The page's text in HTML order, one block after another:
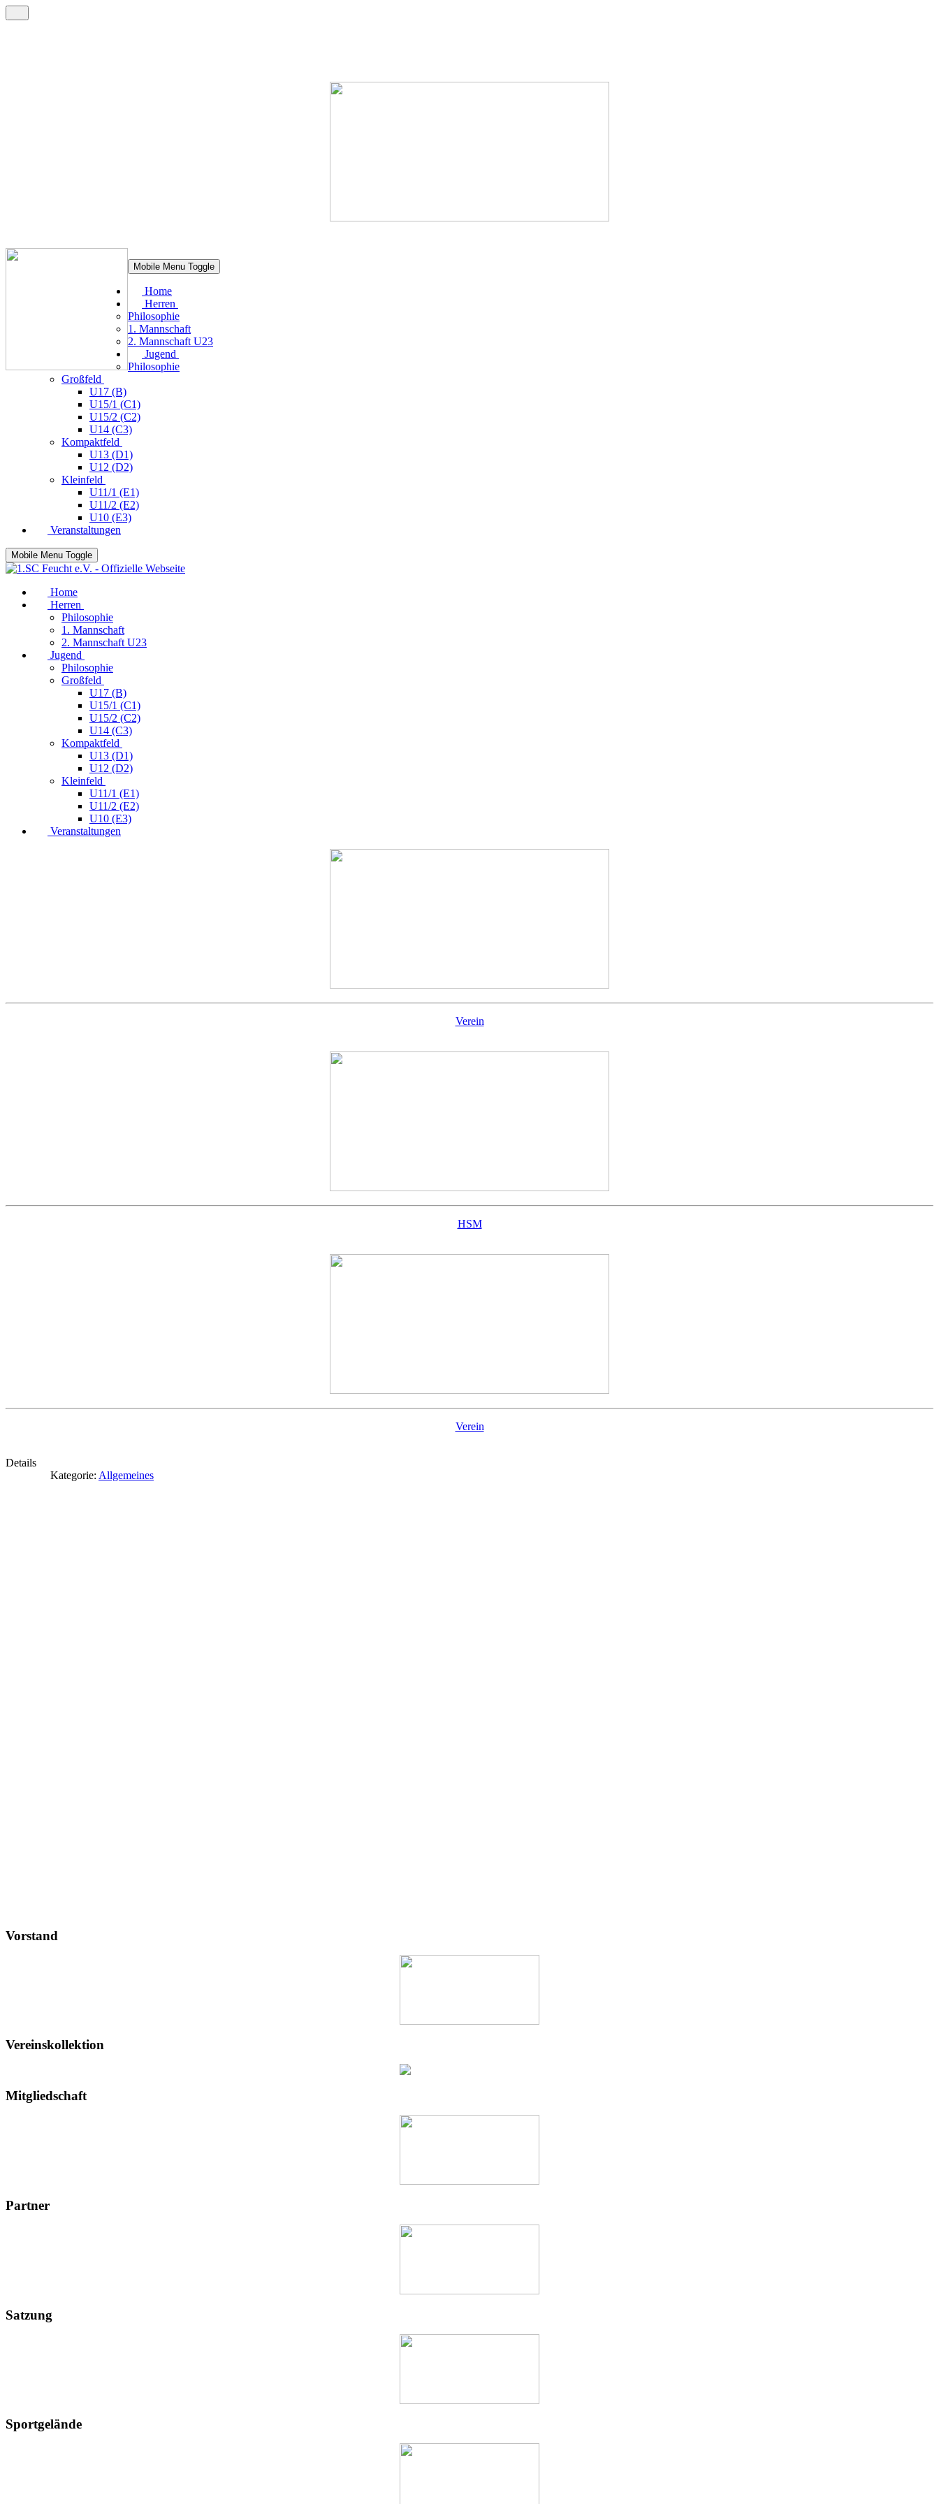
Mobile Menu Toggle
Home
Herren
Philosophie
1. Mannschaft
2. Mannschaft U23
Jugend
Philosophie
Großfeld
U17 (B)
U15/1 (C1)
U15/2 (C2)
U14 (C3)
Kompaktfeld
U13 (D1)
U12 (D2)
Kleinfeld
U11/1 (E1)
U11/2 (E2)
U10 (E3)
Veranstaltungen
Mobile Menu Toggle
Home
Herren
Philosophie
1. Mannschaft
2. Mannschaft U23
Jugend
Philosophie
Großfeld
U17 (B)
U15/1 (C1)
U15/2 (C2)
U14 (C3)
Kompaktfeld
U13 (D1)
U12 (D2)
Kleinfeld
U11/1 (E1)
U11/2 (E2)
U10 (E3)
Veranstaltungen
Verein
HSM
Verein
Details
Kategorie: Allgemeines
Vorstand
Vereinskollektion
Mitgliedschaft
Partner
Satzung
Sportgelände